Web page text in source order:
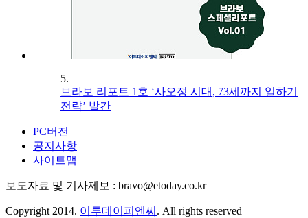
5.
브라보 리포트 1호 ‘사오정 시대, 73세까지 일하기
전략’ 발간
PC버전
공지사항
사이트맵
보도자료 및 기사제보 : bravo@etoday.co.kr
Copyright 2014. 이투데이피엔씨 . All rights reserved